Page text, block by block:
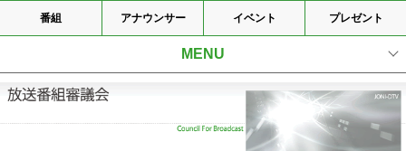
番組 アナウンサー イベント プレゼント
MENU
会社理念